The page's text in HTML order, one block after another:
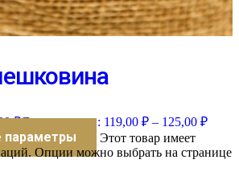
₽Диапазон цен: 119,00 ₽ – 125,00 ₽
параметры
Этот товар имеет
Опции можно выбрать на странице